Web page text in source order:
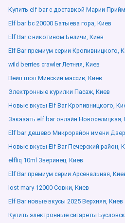
Купить elf bar с доставкой Марии
Elf bar bc 20000 Батыева гора, Киев
Elf Bar с никотином Беличи, Киев
Elf Bar премиум серии Кропивницкого,
wild berries crawler Летняя, Киев
Вейп шоп Минский массив, Киев
Электронные курилки Пасаж, Киев
Новые вкусы Elf Bar Кропивницкого,
Заказать elf bar онлайн Новоселицкая,
Elf bar дешево Микрорайон имени
Новые вкусы Elf Bar Печерский район,
elfliq 10ml Зверинец, Киев
Elf Bar премиум серии Арсенальная,
lost mary 12000 Совки, Киев
Elf Bar новые вкусы 2025 Верхняя, Киев
Купить электронные сигареты